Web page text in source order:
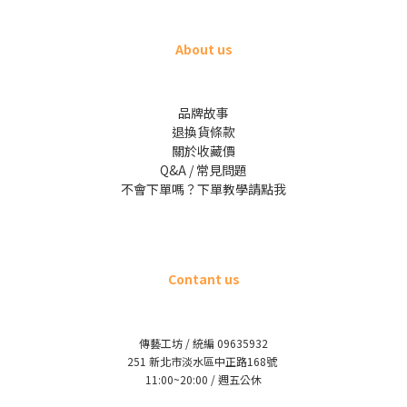
About us
品牌故事
退換貨條款
關於收藏價
Q&A / 常見問題
不會下單嗎？下單教學請點我
Contant us
傳藝工坊 / 統編 09635932
251 新北市淡水區中正路168號
11:00~20:00 / 週五公休